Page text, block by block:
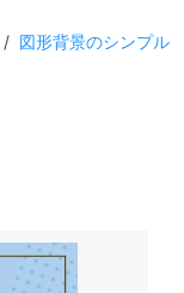
/ 図形背景のシンプル